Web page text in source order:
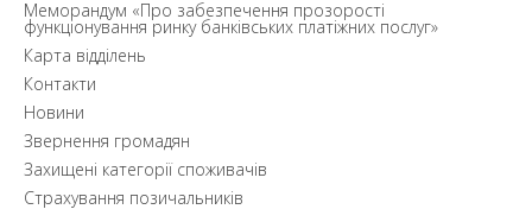
Меморандум «Про забезпечення прозорості
функціонування ринку банківських платіжних послуг»
Карта відділень
Контакти
Новини
Звернення громадян
Захищені категорії споживачів
Страхування позичальників